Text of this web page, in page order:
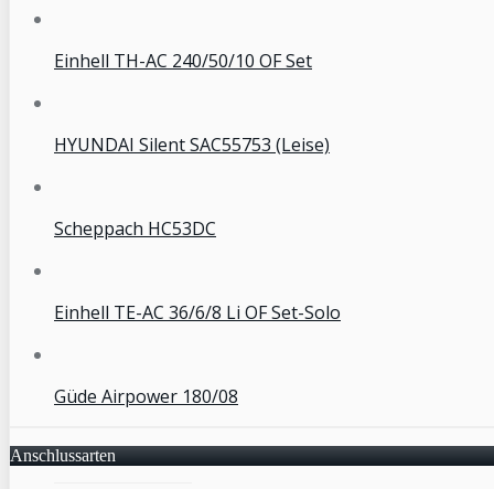
Einhell TH-AC 240/50/10 OF Set
HYUNDAI Silent SAC55753 (Leise)
Scheppach HC53DC
Einhell TE-AC 36/6/8 Li OF Set-Solo
Güde Airpower 180/08
Anschlussarten